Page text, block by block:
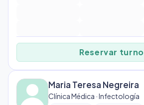
Reservar turno
Maria Teresa Negreira
Clínica Médica · Infectología